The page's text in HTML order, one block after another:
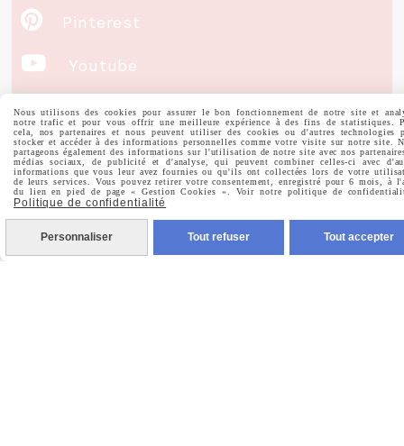
 Pinterest
 Youtube
Votre Email
Prénom
Nous utilisons des cookies pour assurer le bon fonctionnement de notre site et
notre trafic et pour vous offrir une meilleure expérience à des fins de statistiques.
cela, nos partenaires et nous peuvent utiliser des cookies ou d'autres technologies
stocker et accéder à des informations personnelles comme votre visite sur notre site.
partageons également des informations sur l'utilisation de notre site avec nos
médias sociaux, de publicité et d'analyse, qui peuvent combiner celles-ci avec
informations que vous leur avez fournies ou qu'ils ont collectées lors de votre
de leurs services. Vous pouvez retirer votre consentement, enregistré pour 6 mois, à
du lien en pied de page « Gestion Cookies ». Voir notre politique de
Politique de confidentialité
Personnaliser Tout refuser Tout accepter